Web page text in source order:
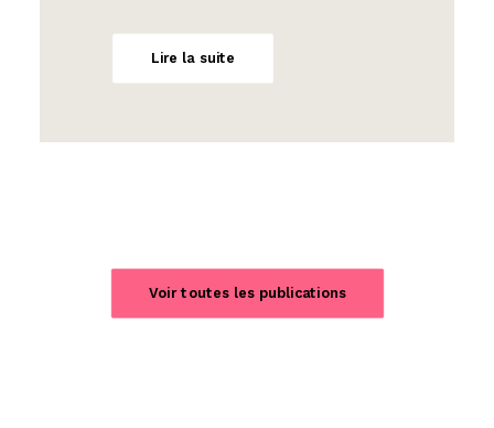
Lire la suite
Voir toutes les publications